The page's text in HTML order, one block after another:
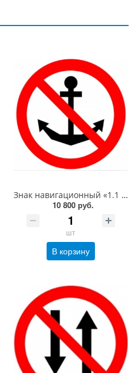
Знак навигационный «1.1 Якоря не бросать!» D-1500 световозвращающий, металл 0.8 мм
10 800 руб.
шт
В корзину